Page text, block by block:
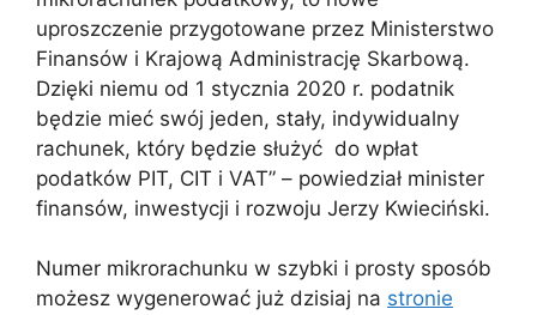
uproszczenie przygotowane przez Ministerstwo
Finansów i Krajową Administrację Skarbową.
Dzięki niemu od 1 stycznia 2020 r. podatnik
będzie mieć swój jeden, stały, indywidualny
rachunek, który będzie służyć do wpłat
podatków PIT, CIT i VAT” – powiedział minister
finansów, inwestycji i rozwoju Jerzy Kwieciński.
Numer mikrorachunku w szybki i prosty sposób
możesz wygenerować już dzisiaj na stronie